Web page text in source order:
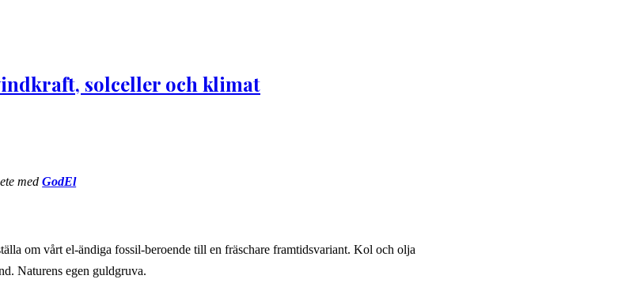
solceller och klimat
medGodEl
om vårt el-ändiga fossil-beroende till en fräschare framtidsvariant. Kol och olja
Naturens egen guldgruva.